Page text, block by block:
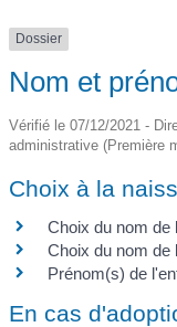
Dossier
Nom et
Vérifié le 07/12/2021 -
administrative (Première
Choix à la
Choix du nom de
Choix du nom de
Prénom(s) de
En cas